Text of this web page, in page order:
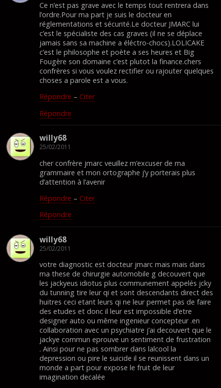
Ce n’est pas grave avec le temps tout rentrera dans
l’ordre.Pour ma part je suis le docteur en
réglementations et sécurité.Le docteur JMARC lui
c’est le spécialiste des cas graves (il ne se déplace
jamais sans sa machine a éléctro-chocs).LOLICAKE
c’est le philosophe et poète a ses heures et Big
Fougère son domaine c’est plutot la finance.chers
confrères si vous voulez rectifier ou rajouter quelques
choses a parole est a vous.
Répondre – Citer
Répondre
willy68
25/02/2011
cher confrère jmarc veuillez m’excuser de ma
grammaire et mon ortographe j’y porterais plus
d’attention à l’avenir
Répondre – Citer
Répondre
willy68
25/02/2011
votre diagnostic est docteur jmarc mais mais dans
ma these de chirurgie automobile g decouvert que
les jackyeus idiotus plus communement appelés jcky
du tunning tire leur qi et sont descendants direct des
huitres ceci etant leurs qi ne leur permet pas de faire
des etudes et donc il leur est impossible d’etre
designer auto ou même ingenieur concepteur .en
collaboration avec un psychiatre j’ai decouvert que le
jackye commun eprouve un sentiment de frustration
. Ainsi pour ne pas sombrer dans lalcool la
depression ou pire le suicide il se reunissent dans un
monde a part pour expose le fruit de leur
imagination decalée